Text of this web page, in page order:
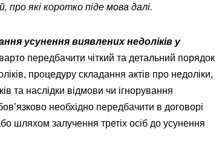
про які коротко піде мова далі.
усунення виявлених недоліків у
передбачити чіткий та детальний порядок
процедуру складання актів про недоліки,
та наслідки відмови чи ігнорування
необхідно передбачити в договорі
шляхом залучення третіх осіб до усунення